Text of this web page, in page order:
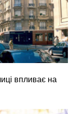
впливає на